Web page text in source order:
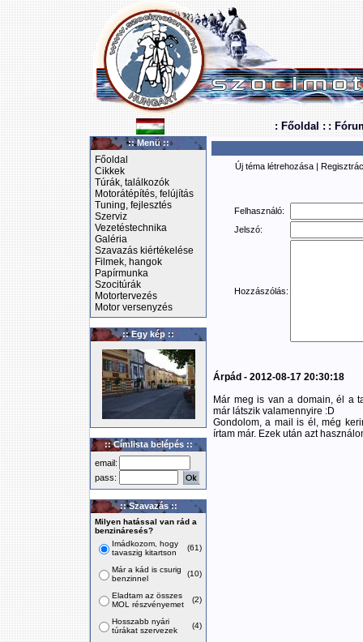
: Főoldal : :
:: Menü ::
Főoldal
Cikkek
Túrák, találkozók
Motorátépítés, felújítás
Tuning, fejlesztés
Szerviz
Vezetéstechnika
Galéria
Szavazás kiértékelése
Filmek, hangok
Papírmunka
Szocitúrák
Motortervezés
Motor versenyzés
:: Egy kép ::
:: Címlista belépés ::
email:
pass:
:: Szavazás ::
Milyen hatással van rád a
benzináresés?
Imádkozom, hogy
tavaszig kitartson
(61)
Már a kád is csurig
benzinnel
(10)
Eladtam az összes
MOL részvényemet
(2)
Hosszabb nyári
túrákat szervezek
(4)
Új téma létrehozása |
Felhasználó:
Jelszó:
Hozzászólás:
Árpád - 2012-08-17 20:30:18
Már meg is van a domain, él a
már látszik valamennyire :D
Gondolom, a mail is él, még
írtam már. Ezek után azt